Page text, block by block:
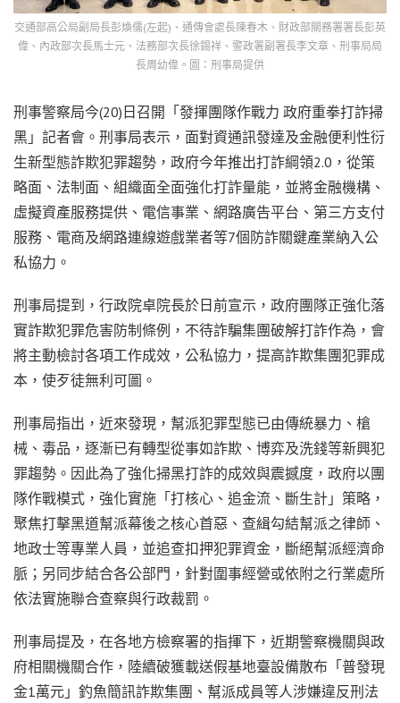
交通部高公局副局長彭煥儒(左起)、通傳會處長陳春木、財政部關務署署長彭英
偉、內政部次長馬士元、法務部次長徐錫祥、警政署副署長李文章、刑事局局
長周幼偉。圖：刑事局提供
刑事警察局今(20)日召開「發揮團隊作戰力 政府重拳打詐掃
黑」記者會。刑事局表示，面對資通訊發達及金融便利性衍
生新型態詐欺犯罪趨勢，政府今年推出打詐綱領2.0，從策
略面、法制面、組織面全面強化打詐量能，並將金融機構、
虛擬資產服務提供、電信事業、網路廣告平台、第三方支付
服務、電商及網路連線遊戲業者等7個防詐關鍵產業納入公
私協力。
刑事局提到，行政院卓院長於日前宣示，政府團隊正強化落
實詐欺犯罪危害防制條例，不待詐騙集團破解打詐作為，會
將主動檢討各項工作成效，公私協力，提高詐欺集團犯罪成
本，使歹徒無利可圖。
刑事局指出，近來發現，幫派犯罪型態已由傳統暴力、槍
械、毒品，逐漸已有轉型從事如詐欺、博弈及洗錢等新興犯
罪趨勢。因此為了強化掃黑打詐的成效與震撼度，政府以團
隊作戰模式，強化實施「打核心、追金流、斷生計」策略，
聚焦打擊黑道幫派幕後之核心首惡、查緝勾結幫派之律師、
地政士等專業人員，並追查扣押犯罪資金，斷絕幫派經濟命
脈；另同步結合各公部門，針對圍事經營或依附之行業處所
依法實施聯合查察與行政裁罰。
刑事局提及，在各地方檢察署的指揮下，近期警察機關與政
府相關機關合作，陸續破獲載送假基地臺設備散布「普發現
金1萬元」釣魚簡訊詐欺集團、幫派成員等人涉嫌違反刑法